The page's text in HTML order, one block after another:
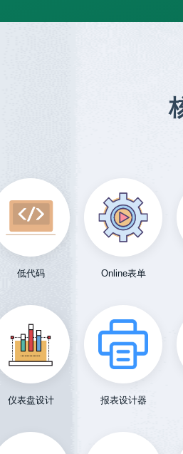
低代码 Online表单
仪表盘设计 报表设计器